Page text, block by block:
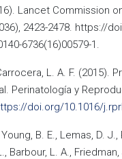
Lancet Commission
2423-2478. https://
6736(16)00579-1.
L. A. F. (2015).
Perinatología y
doi.org/10.1016/
B. E., Lemas, D. J.,
Barbour, L. A., Friedman,